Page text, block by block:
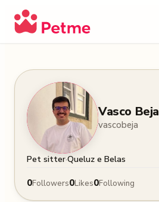
Vasco Beja
vascobeja
Pet sitter·Queluz e Belas
0Followers0Likes0Following